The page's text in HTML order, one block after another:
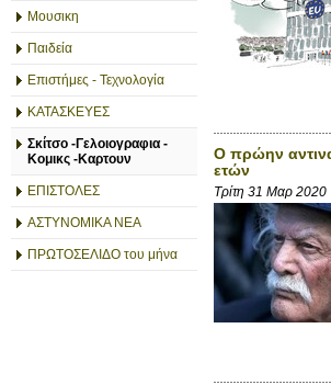
Μουσικη
Παιδεία
Επιστήμες - Τεχνολογία
ΚΑΤΑΣΚΕΥΕΣ
Σκίτσο -Γελοιογραφια -
Κομικς -Καρτουν
ΕΠΙΣΤΟΛΕΣ
ΑΣΤΥΝΟΜΙΚΑ ΝΕΑ
ΠΡΩΤΟΣΕΛΙΔΟ του μήνα
Ο πρώην
ετών
Τρίτη 31 Μαρ 2020